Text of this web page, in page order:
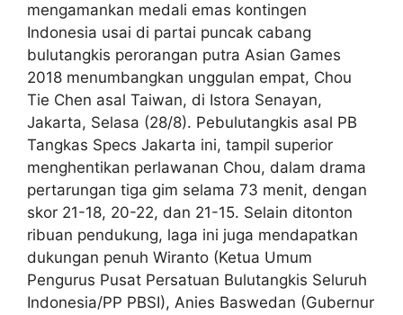
mengamankan medali emas kontingen
Indonesia usai di partai puncak cabang
bulutangkis perorangan putra Asian Games
2018 menumbangkan unggulan empat, Chou
Tie Chen asal Taiwan, di Istora Senayan,
Jakarta, Selasa (28/8). Pebulutangkis asal PB
Tangkas Specs Jakarta ini, tampil superior
menghentikan perlawanan Chou, dalam drama
pertarungan tiga gim selama 73 menit, dengan
skor 21-18, 20-22, dan 21-15. Selain ditonton
ribuan pendukung, laga ini juga mendapatkan
dukungan penuh Wiranto (Ketua Umum
Pengurus Pusat Persatuan Bulutangkis Seluruh
Indonesia/PP PBSI), Anies Baswedan (Gubernur